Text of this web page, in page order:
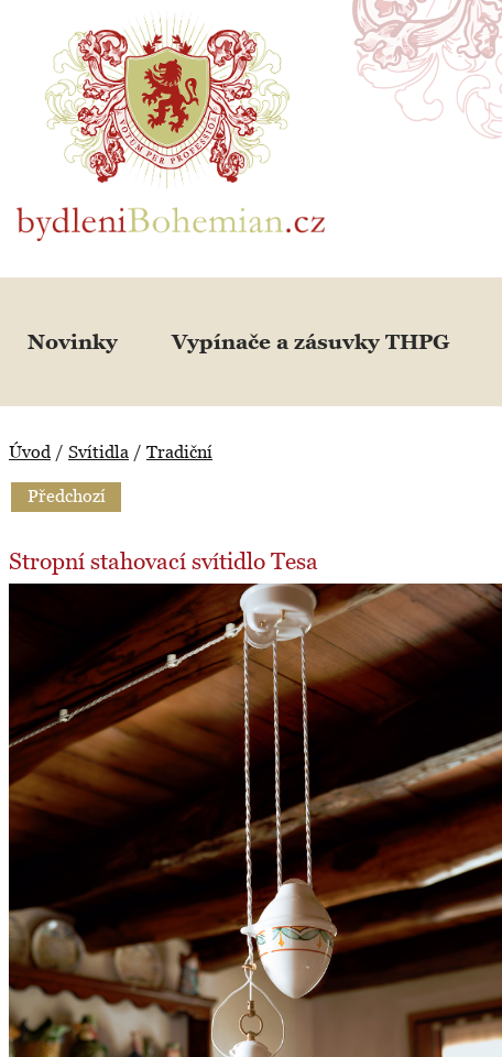
BydleniBohemian.cz
Novinky Vypínače a zásuvky THPG
Úvod / Svítidla / Tradiční
Předchozí
Stropní stahovací svítidlo Tesa